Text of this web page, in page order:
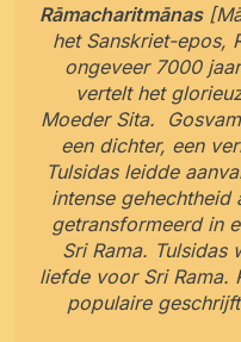
Rāmacharitmānas
het Sanskriet-epos,
ongeveer 7000
vertelt het
Moeder Sita.
een dichter, een
Tulsidas leidde
intense
getransformeerd in
Sri Rama. Tulsidas
liefde voor Sri Rama.
populaire